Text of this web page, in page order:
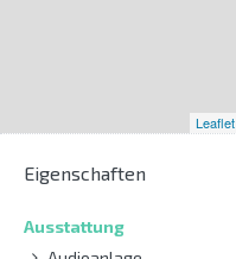
Leaflet
Eigenschaften
Ausstattung